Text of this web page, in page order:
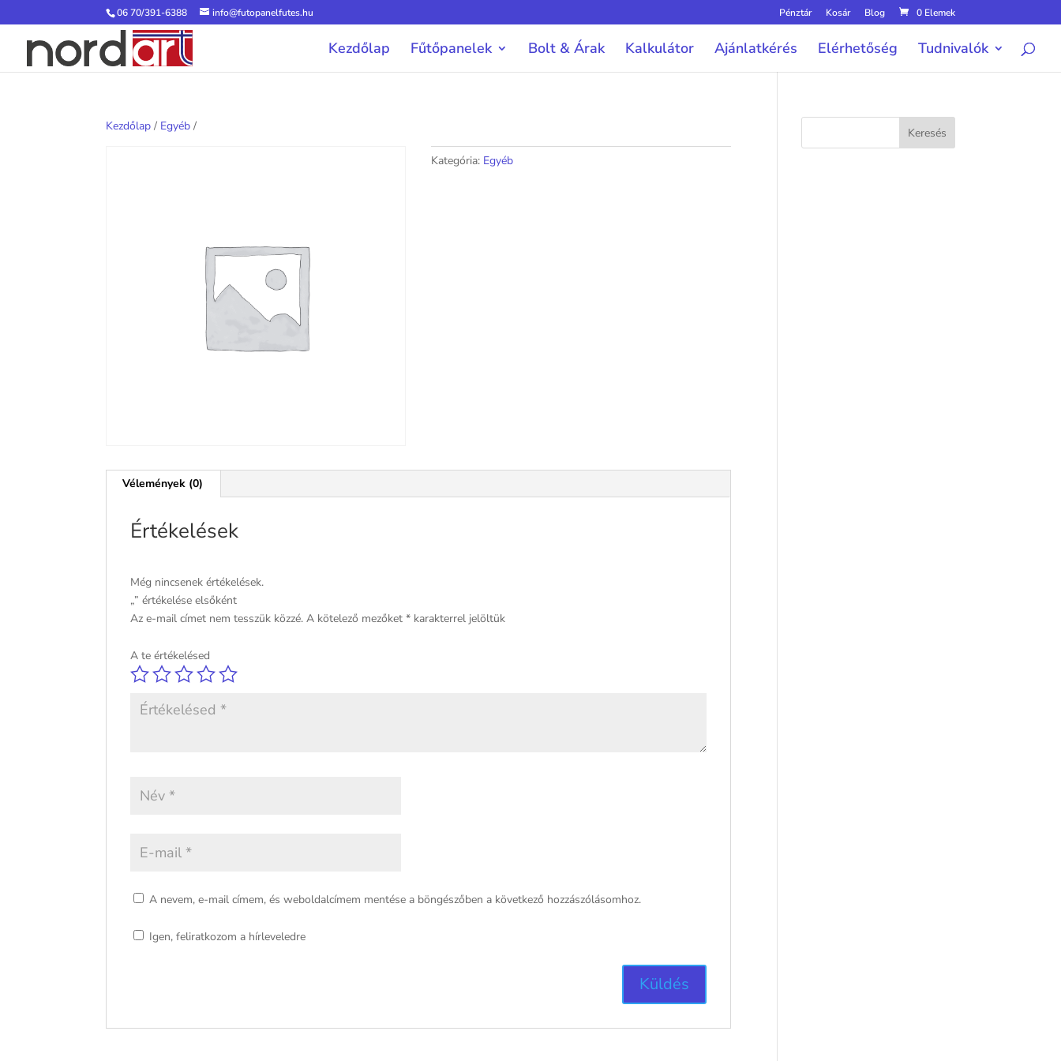
06 70/391-6388 info@futopanelfutes.hu Pénztár Kosár Blog 0 Elemek
Kezdőlap Fűtőpanelek Bolt & Árak Kalkulátor Ajánlatkérés Elérhetőség Tudnivalók
Kezdőlap / Egyéb /
Kategória: Egyéb
Vélemények (0)
Értékelések
Még nincsenek értékelések.
„” értékelése elsőként
Az e-mail címet nem tesszük közzé. A kötelező mezőket* karakterrel jelöltük
A te értékelésed
A nevem, e-mail címem, és weboldalcímem mentése a böngészőben a következő hozzászólásomhoz.
Igen, feliratkozom a hírleveledre